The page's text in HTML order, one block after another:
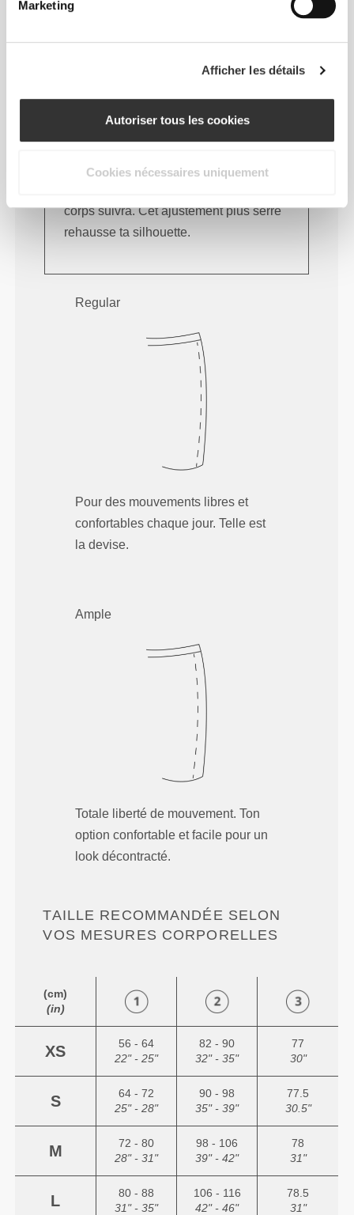
Marketing
Afficher les détails
Autoriser tous les cookies
Cookies nécessaires uniquement
corps suivra. Cet ajustement plus serré
rehausse ta silhouette.
Regular
Pour des mouvements libres et
confortables chaque jour. Telle est
la devise.
Ample
Totale liberté de mouvement. Ton
option confortable et facile pour un
look décontracté.
TAILLE RECOMMANDÉE SELON
VOS MESURES CORPORELLES
(cm)
(in)
XS
56 - 64
22" - 25"
82 - 90
32" - 35"
77
30"
S
64 - 72
25" - 28"
90 - 98
35" - 39"
77.5
30.5"
M
72 - 80
28" - 31"
98 - 106
39" - 42"
78
31"
L
80 - 88
31" - 35"
106 - 116
42" - 46"
78.5
31"